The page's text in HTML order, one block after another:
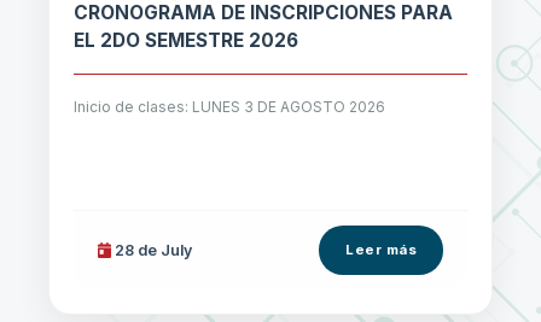
CRONOGRAMA DE INSCRIPCIONES PARA
EL 2DO SEMESTRE 2026
Inicio de clases: LUNES 3 DE AGOSTO 2026
28 de July Leer más